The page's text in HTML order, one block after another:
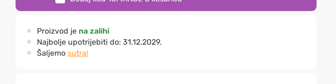
Proizvod je na zalihi
Najbolje upotrijebiti do: 31.12.2029.
Šaljemo sutra!